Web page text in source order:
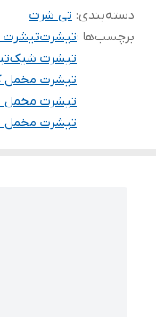
دسته‌بندی: تی شرت
برچسب‌ها :تیشرتتیشرت
تیشرت شیک
تیشرت مخمل
تیشرت مخمل
تیشرت مخمل